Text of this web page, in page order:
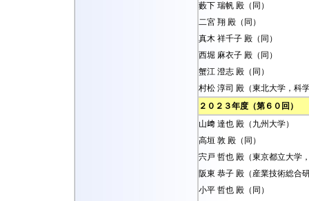
藪下 瑞帆 殿（同）
二宮 翔 殿（同）
真木 祥千子 殿（同）
西堀 麻衣子 殿（同）
蟹江 澄志 殿（同）
村松 淳司 殿（東北大学，科
２０２３年度（第６０回）
山﨑 達也 殿（九州大学）
高垣 敦 殿（同）
宍戸 哲也 殿（東京都立大学
阪東 恭子 殿（産業技術総合
小平 哲也 殿（同）